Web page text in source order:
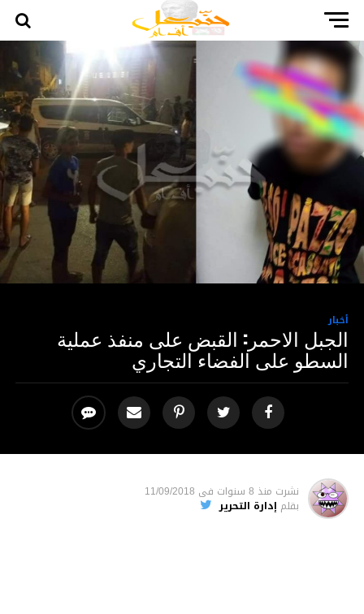
أخبار
الجبل الاحمر: القبض على منفذ عملية
السطو على الفضاء التجاري
نشرت منذ 8 سنوات فى 11/09/2018
بقلم إدارة التحرير